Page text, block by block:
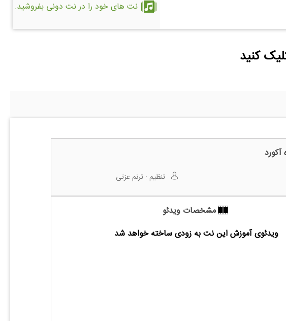
نت های خود را در نت دونی بفروشید.
کنید
تنظیم :ترنم عزتی
مشخصات ویدئو
ویدئوی آموزش این نت به زودی ساخته خواهد شد